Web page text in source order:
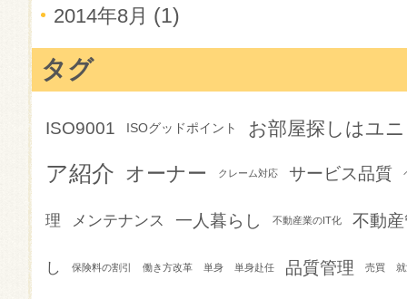
2014年8月 (1)
タグ
ISO9001 ISOグッドポイント お部屋探しはユ
ア紹介 オーナー クレーム対応 サービス品質
理 メンテナンス 一人暮らし 不動産業のIT化 不動
し 保険料の割引 働き方改革 単身 単身赴任 品質管理 売買